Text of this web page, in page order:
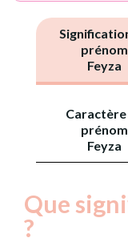
prénom
Feyza
Caractère
prénom
Feyza
Que
?